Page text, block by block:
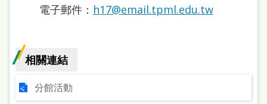
電子郵件： h17@email.tpml.edu.tw
相關連結
分館活動